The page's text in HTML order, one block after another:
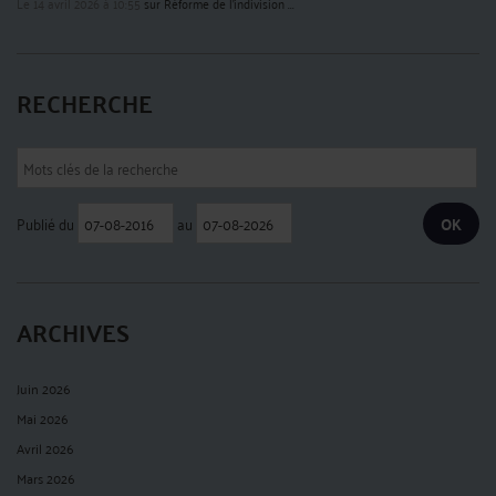
RECHERCHE
Publié du au
ARCHIVES
Juin 2026
Mai 2026
Avril 2026
Mars 2026